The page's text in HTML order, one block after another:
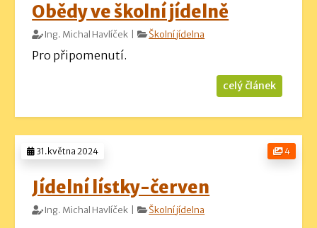
Obědy ve školní jídelně
Ing. Michal Havlíček | Školní jídelna
Pro připomenutí.
celý článek
4
31.května 2024
Jídelní lístky-červen
Ing. Michal Havlíček | Školní jídelna